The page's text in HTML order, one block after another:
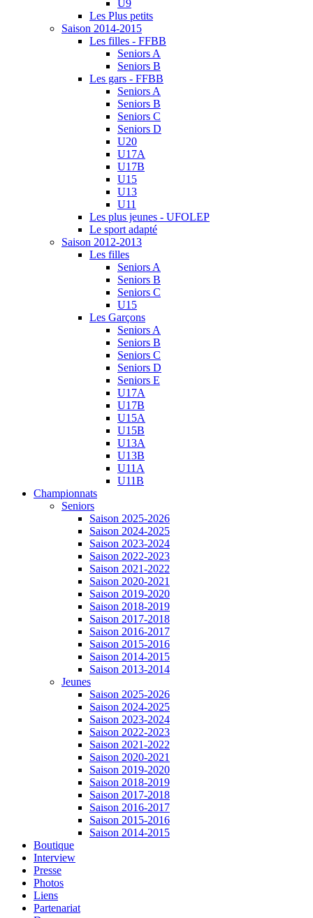
U9
Les Plus petits
Saison 2014-2015
Les filles - FFBB
Seniors A
Seniors B
Les gars - FFBB
Seniors A
Seniors B
Seniors C
Seniors D
U20
U17A
U17B
U15
U13
U11
Les plus jeunes - UFOLEP
Le sport adapté
Saison 2012-2013
Les filles
Seniors A
Seniors B
Seniors C
U15
Les Garçons
Seniors A
Seniors B
Seniors C
Seniors D
Seniors E
U17A
U17B
U15A
U15B
U13A
U13B
U11A
U11B
Championnats
Seniors
Saison 2025-2026
Saison 2024-2025
Saison 2023-2024
Saison 2022-2023
Saison 2021-2022
Saison 2020-2021
Saison 2019-2020
Saison 2018-2019
Saison 2017-2018
Saison 2016-2017
Saison 2015-2016
Saison 2014-2015
Saison 2013-2014
Jeunes
Saison 2025-2026
Saison 2024-2025
Saison 2023-2024
Saison 2022-2023
Saison 2021-2022
Saison 2020-2021
Saison 2019-2020
Saison 2018-2019
Saison 2017-2018
Saison 2016-2017
Saison 2015-2016
Saison 2014-2015
Boutique
Interview
Presse
Photos
Liens
Partenariat